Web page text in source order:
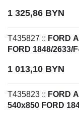
1 325,86 BYN
T435827 :: FORD
FORD 1848/2633/
1 013,10 BYN
T435823 :: FORD
540x850 FORD